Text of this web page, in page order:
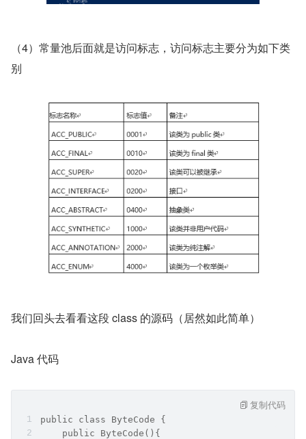
（4）常量池后面就是访问标志，访问标志主要分为如下类
别
我们回头去看看这段 class 的源码（居然如此简单）
Java 代码
public class ByteCode {
    public ByteCode(){
复制代码